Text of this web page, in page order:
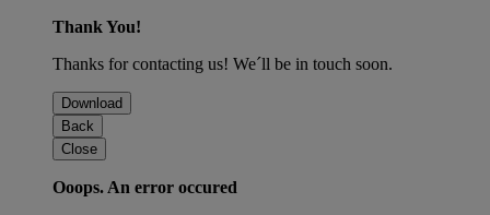
Thank You!
Thanks for contacting us! We´ll be in touch soon.
Download
Back
Close
Ooops. An error occured